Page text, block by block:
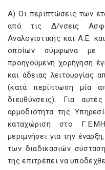
Α) Οι περιπτώσεις των
από τις Δ/νσεις
Αναλογιστικής και Α.Ε.
οποίων σύμφωνα με
προηγούμενη χορήγηση
και άδειας λειτουργίας
(κατά περίπτωση μία
διευθύνσεις). Για
αρμοδιότητα της
καταχώριση στο
μεριμνήσει για την
των διαδικασιών
της επιτρέπει να